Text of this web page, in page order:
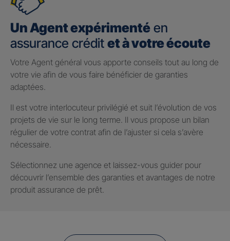
Un Agent expérimenté en
assurance crédit et à votre écoute
Votre Agent général vous apporte conseils tout au long de
votre vie afin de vous faire bénéficier de garanties
adaptées.
Il est votre interlocuteur privilégié et suit l’évolution de vos
projets de vie sur le long terme. Il vous propose un bilan
régulier de votre contrat afin de l’ajuster si cela s’avère
nécessaire.
Sélectionnez une agence et laissez-vous guider pour
découvrir l’ensemble des garanties et avantages de notre
produit assurance de prêt.